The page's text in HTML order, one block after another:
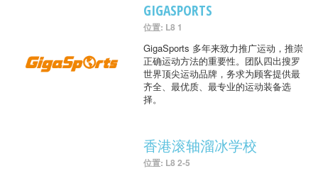
GIGASPORTS
位置: L8 1
GigaSports 多年来致力推广运动，推崇
正确运动方法的重要性。团队四出搜罗
世界顶尖运动品牌，务求为顾客提供最
齐全、最优质、最专业的运动装备选
择。
香港滚轴溜冰学校
位置: L8 2-5